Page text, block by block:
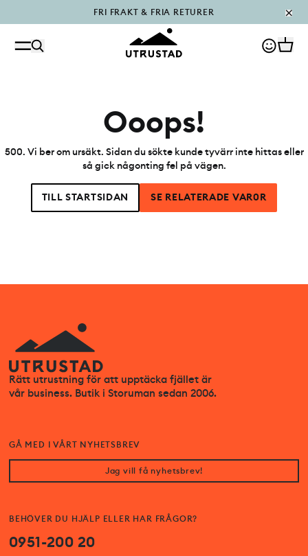
FRI FRAKT & FRIA RETURER
PÅFYLLT I OUTLET
Ooops!
500. Vi ber om ursäkt. Sidan du sökte kunde tyvärr inte hittas eller
så gick någonting fel på vägen.
TILL STARTSIDAN SE RELATERADE VAR0R
Rätt utrustning för att upptäcka fjället är
vår business. Butik i Storuman sedan 2006.
BEHÖVER DU HJÄLP ELLER HAR FRÅGOR?
0951-200 20
GÅ MED I VÅRT NYHETSBREV
Jag vill få nyhetsbrev!